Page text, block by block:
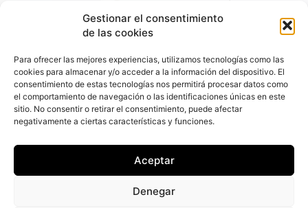
Gestionar el consentimiento
de las cookies
Para ofrecer las mejores experiencias, utilizamos tecnologías como las
cookies para almacenar y/o acceder a la información del dispositivo. El
consentimiento de estas tecnologías nos permitirá procesar datos como
el comportamiento de navegación o las identificaciones únicas en este
sitio. No consentir o retirar el consentimiento, puede afectar
negativamente a ciertas características y funciones.
Aceptar
Denegar
Descargar último ejemplar
ir a hemeroteca
+ Contenido en redes sociales
automóviles - C/ Fernández de la Hoz 70, 1ºB - 28003 - Madrid